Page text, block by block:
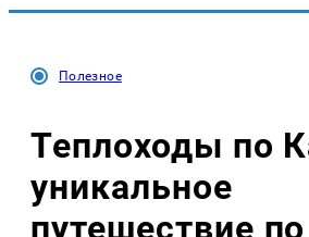
Полезное
Теплоходы по
уникальное
путешествие